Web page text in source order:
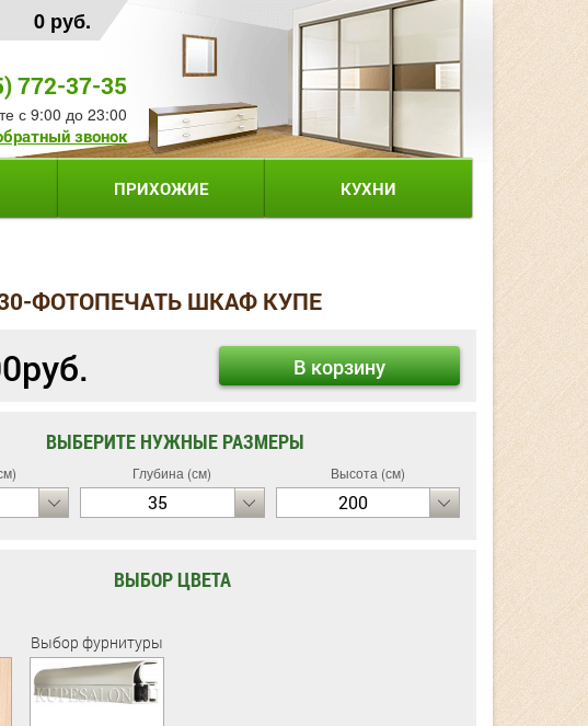
0 руб.
772-37-35
с 9:00 до 23:00
звонок
ПРИХОЖИЕ КУХНИ
ФОТОПЕЧАТЬ ШКАФ КУПЕ
руб. В корзину
ВЫБЕРИТЕ НУЖНЫЕ РАЗМЕРЫ
Глубина (см)
35
Высота (см)
200
ВЫБОР ЦВЕТА
Выбор фурнитуры